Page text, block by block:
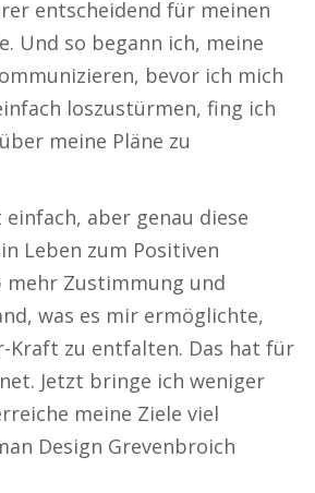
entscheidend für meinen
Und so begann ich, meine
bevor ich mich
loszustürmen, fing ich
meine Pläne zu
aber genau diese
Leben zum Positiven
mehr Zustimmung und
was es mir ermöglichte,
Kraft zu entfalten. Das hat für
Jetzt bringe ich weniger
meine Ziele viel
Design Grevenbroich